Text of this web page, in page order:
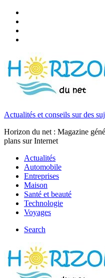
Actualités et conseils sur des
Horizon du net : Magazine
plans sur Internet
Actualités
Automobile
Entreprises
Maison
Santé et beauté
Technologie
Voyages
Search